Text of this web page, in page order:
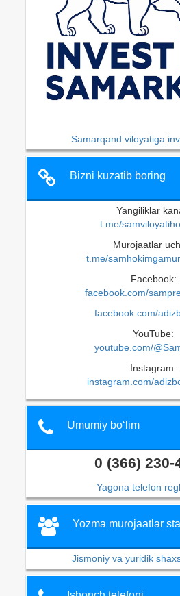
Samarqand viloyatiga
Bizni kuzatib boring
Yangiliklar
t.me/
Murojaatlar
t.me/
Facebook:
facebook.com/
facebook.com/
YouTube:
youtube.com/
Instagram:
instagram.com/
Umumiy bo‘lim
0 (366) 230-
Yagona telefon
Yozma murojaatlar
Jismoniy va yuridik